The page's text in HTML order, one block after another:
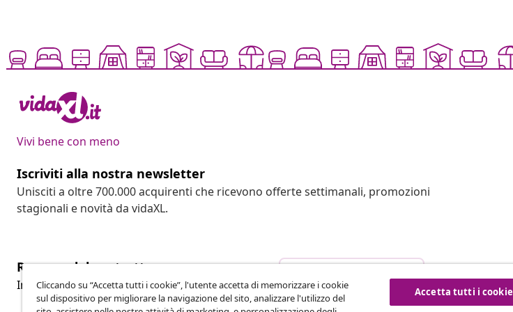
Vivi bene con meno
Iscriviti alla nostra newsletter
Unisciti a oltre 700.000 acquirenti che ricevono offerte settimanali, promozioni
stagionali e novità da vidaXL.
Recesso dal contratto
Invia una richiesta di recesso per il tuo ordine.
Recesso dal contratto
Cliccando su “Accetta tutti i cookie”, l'utente accetta di memorizzare i cookie
sul dispositivo per migliorare la navigazione del sito, analizzare l'utilizzo del
Accetta tutti i cookie